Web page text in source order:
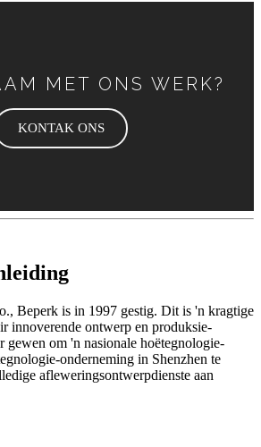
MET ONS WERK?
KONTAK ONS
Beperk is in 1997 gestig. Dit is 'n kragtige
innoverende ontwerp en produksie-
gewen om 'n nasionale hoëtegnologie-
onderneming in Shenzhen te
afleweringsontwerpdienste aan